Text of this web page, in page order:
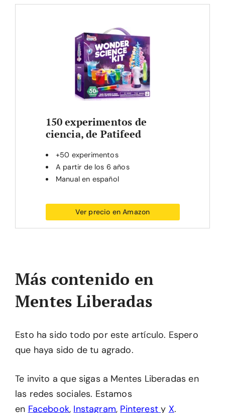
150 experimentos de
ciencia, de Patifeed
+50 experimentos
A partir de los 6 años
Manual en español
Ver precio en Amazon
Más contenido en
Mentes Liberadas
Esto ha sido todo por este artículo. Espero
que haya sido de tu agrado.
Te invito a que sigas a Mentes Liberadas en
las redes sociales. Estamos
en Facebook, Instagram, Pinteresty X.